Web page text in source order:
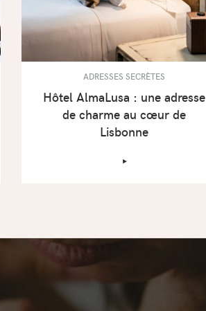
ADRESSES SECRÈTES
Hôtel AlmaLusa : une adresse
de charme au cœur de
Lisbonne
‣